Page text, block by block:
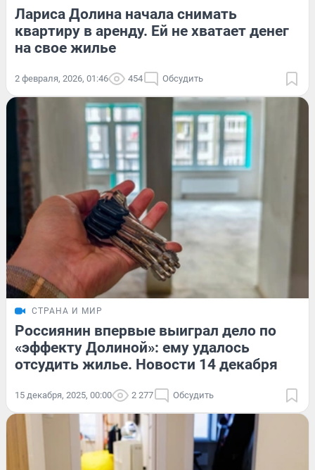
Лариса Долина начала снимать
квартиру в аренду. Ей не хватает денег
на свое жилье
2 февраля, 2026, 01:46 454 Обсудить
СТРАНА И МИР
Россиянин впервые выиграл дело по
«эффекту Долиной»: ему удалось
отсудить жилье. Новости 14 декабря
15 декабря, 2025, 00:00 2 277 Обсудить